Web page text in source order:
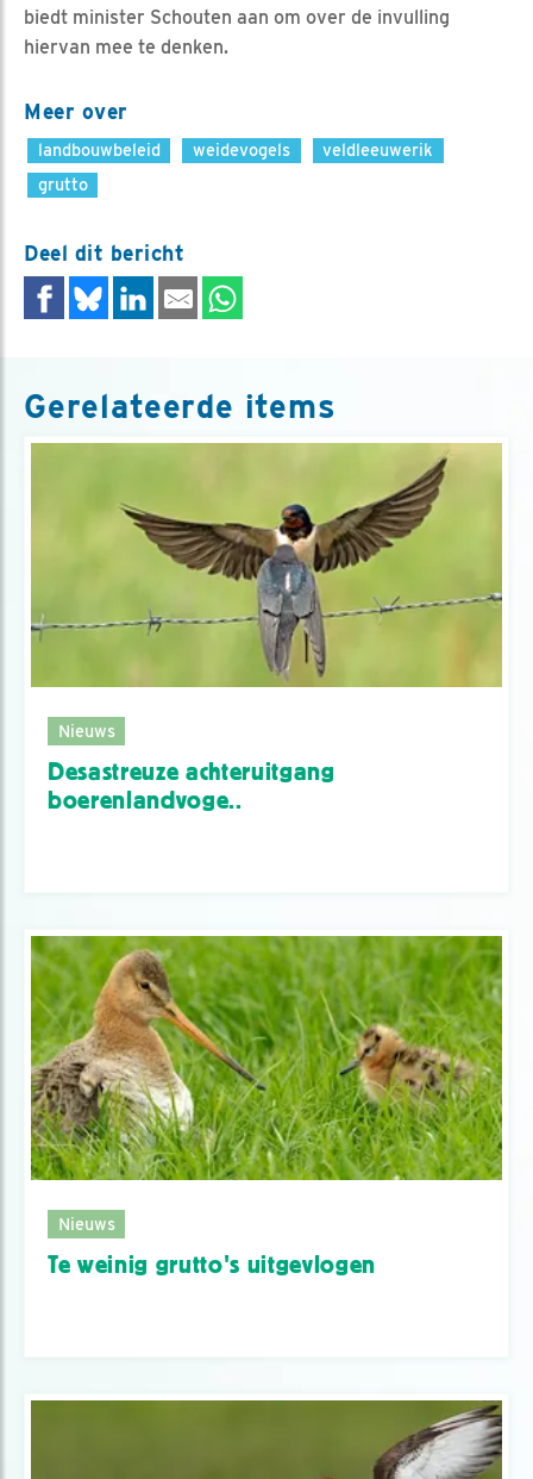
biedt minister Schouten aan om over de invulling
hiervan mee te denken.
Meer over
landbouwbeleid weidevogels
veldleeuwerik
grutto
Deel dit bericht
Gerelateerde items
Nieuws
Desastreuze achteruitgang
boerenlandvoge..
Nieuws
Te weinig grutto's uitgevlogen